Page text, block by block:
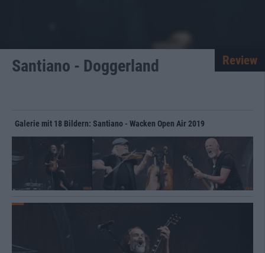
Santiano - Doggerland Review
Galerie mit 18 Bildern: Santiano - Wacken Open Air 2019